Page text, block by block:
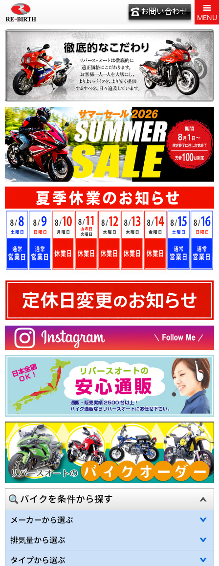
お問い合わせ
MENU
バイクを条件から探す
メーカーから選ぶ
排気量から選ぶ
タイプから選ぶ